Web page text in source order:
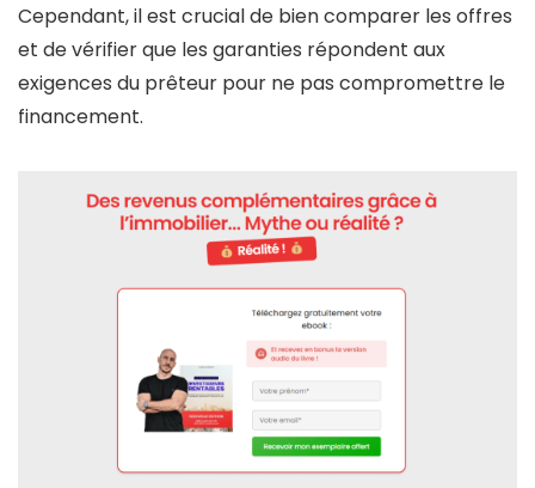
Cependant, il est crucial de bien comparer les offres
et de vérifier que les garanties répondent aux
exigences du prêteur pour ne pas compromettre le
financement.